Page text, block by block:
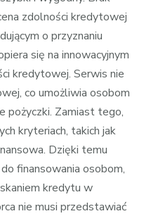
zdolności kredytowej
o przyznaniu
się na innowacyjnym
kredytowej. Serwis nie
co umożliwia osobom
pożyczki. Zamiast tego,
kryteriach, takich jak
Dzięki temu
finansowania osobom,
kredytu w
nie musi przedstawiać